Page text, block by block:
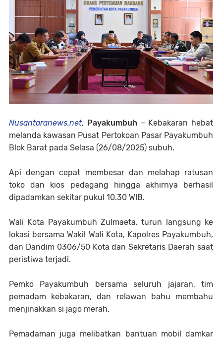
Nusantaranews.net, Payakumbuh – Kebakaran hebat
melanda kawasan Pusat Pertokoan Pasar Payakumbuh
Blok Barat pada Selasa (26/08/2025) subuh.
Api dengan cepat membesar dan melahap ratusan
toko dan kios pedagang hingga akhirnya berhasil
dipadamkan sekitar pukul 10.30 WIB.
Wali Kota Payakumbuh Zulmaeta, turun langsung ke
lokasi bersama Wakil Wali Kota, Kapolres Payakumbuh,
dan Dandim 0306/50 Kota dan Sekretaris Daerah saat
peristiwa terjadi.
Pemko Payakumbuh bersama seluruh jajaran, tim
pemadam kebakaran, dan relawan bahu membahu
menjinakkan si jago merah.
Pemadaman juga melibatkan bantuan mobil damkar